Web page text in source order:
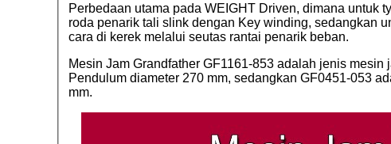
Perbedaan utama pada WEIGHT Driven, dimana untuk
roda penarik tali slink dengan Key winding, sedangkan
cara di kerek melalui seutas rantai penarik beban.
Mesin Jam Grandfather GF1161-853 adalah jenis
Pendulum diameter 270 mm, sedangkan GF0451-053
mm.